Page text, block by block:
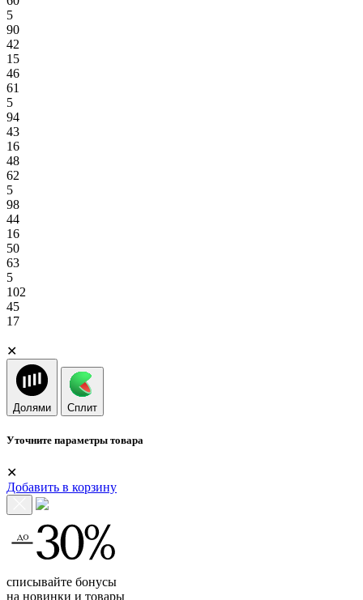
5
90
42
15
46
61
5
94
43
16
48
62
5
98
44
16
50
63
5
102
45
17
✕
Долями Сплит
Уточните параметры товара
✕
Добавить в корзину
списывайте бонусы
на новинки и товары